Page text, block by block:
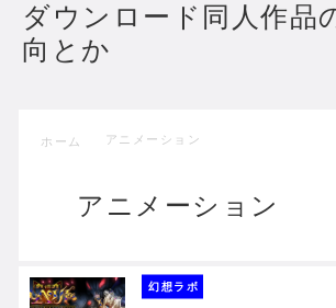
ダウンロード同人作品
向とか
ホーム アニメーション
アニメーション
幻想ラボ